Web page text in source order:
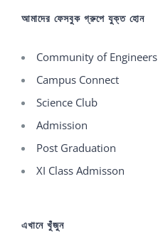
আমাদের ফেসবুক গ্রুপে যুক্ত হোন
Community of Engineers
Campus Connect
Science Club
Admission
Post Graduation
XI Class Admisson
এখানে খুঁজুন